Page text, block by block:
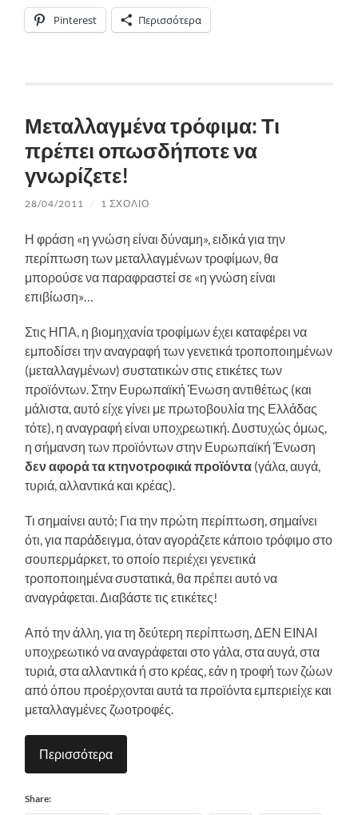
Pinterest Περισσότερα
Μεταλλαγμένα τρόφιμα: Τι
πρέπει οπωσδήποτε να
γνωρίζετε!
28/04/2011 / 1 ΣΧΌΛΙΟ
Η φράση «η γνώση είναι δύναμη», ειδικά για την
περίπτωση των μεταλλαγμένων τροφίμων, θα
μπορούσε να παραφραστεί σε «η γνώση είναι
επιβίωση»…
Στις ΗΠΑ, η βιομηχανία τροφίμων έχει καταφέρει να
εμποδίσει την αναγραφή των γενετικά τροποποιημένων
(μεταλλαγμένων) συστατικών στις ετικέτες των
προϊόντων. Στην Ευρωπαϊκή Ένωση αντιθέτως (και
μάλιστα, αυτό είχε γίνει με πρωτοβουλία της Ελλάδας
τότε), η αναγραφή είναι υποχρεωτική. Δυστυχώς όμως,
η σήμανση των προϊόντων στην Ευρωπαϊκή Ένωση
δεν αφορά τα κτηνοτροφικά προϊόντα (γάλα, αυγά,
τυριά, αλλαντικά και κρέας).
Τι σημαίνει αυτό; Για την πρώτη περίπτωση, σημαίνει
ότι, για παράδειγμα, όταν αγοράζετε κάποιο τρόφιμο στο
σουπερμάρκετ, το οποίο περιέχει γενετικά
τροποποιημένα συστατικά, θα πρέπει αυτό να
αναγράφεται. Διαβάστε τις ετικέτες!
Από την άλλη, για τη δεύτερη περίπτωση, ΔΕΝ ΕΙΝΑΙ
υποχρεωτικό να αναγράφεται στο γάλα, στα αυγά, στα
τυριά, στα αλλαντικά ή στο κρέας, εάν η τροφή των ζώων
από όπου προέρχονται αυτά τα προϊόντα εμπεριείχε και
μεταλλαγμένες ζωοτροφές.
Περισσότερα
Share: